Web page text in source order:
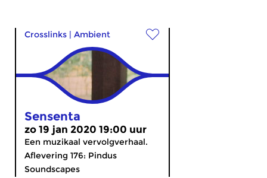
Crosslinks | Ambient
Sensenta
zo 19 jan 2020 19:00 uur
Een muzikaal vervolgverhaal.
Aflevering 176: Pindus
Soundscapes